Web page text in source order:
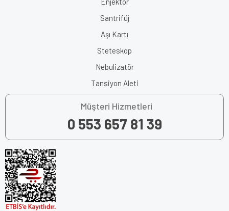
Santrifüj
Aşı Kartı
Steteskop
Nebulizatör
Tansiyon Aleti
Müşteri Hizmetleri
0 553 657 81 39